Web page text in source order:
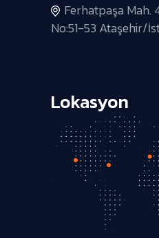
Ferhatpaşa Mah.
No:51-53 Ataşehir/
Lokasyon